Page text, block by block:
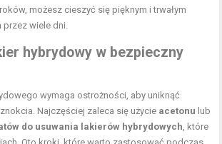
możesz cieszyć się pięknym i trwałym
wiele dni.
hybrydowy w bezpieczny
wymaga ostrożności, aby uniknąć
Najczęściej zaleca się użycie acetonu lub
do usuwania lakierów hybrydowych , które